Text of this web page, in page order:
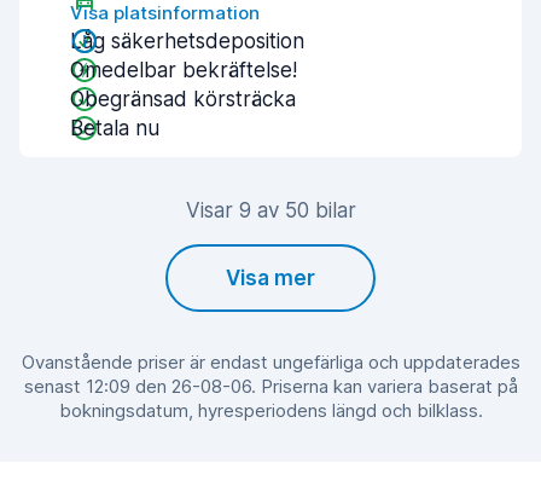
Visa platsinformation
Låg säkerhetsdeposition
Omedelbar bekräftelse!
Obegränsad körsträcka
Betala nu
Visar 9 av 50 bilar
Visa mer
Ovanstående priser är endast ungefärliga och uppdaterades
senast 12:09 den 26-08-06. Priserna kan variera baserat på
bokningsdatum, hyresperiodens längd och bilklass.